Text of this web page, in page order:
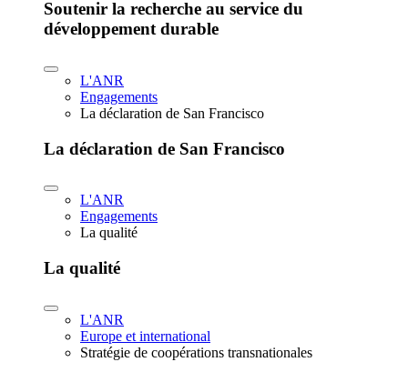
Soutenir la recherche au service du
développement durable
L'ANR
Engagements
La déclaration de San Francisco
La déclaration de San Francisco
L'ANR
Engagements
La qualité
La qualité
L'ANR
Europe et international
Stratégie de coopérations transnationales